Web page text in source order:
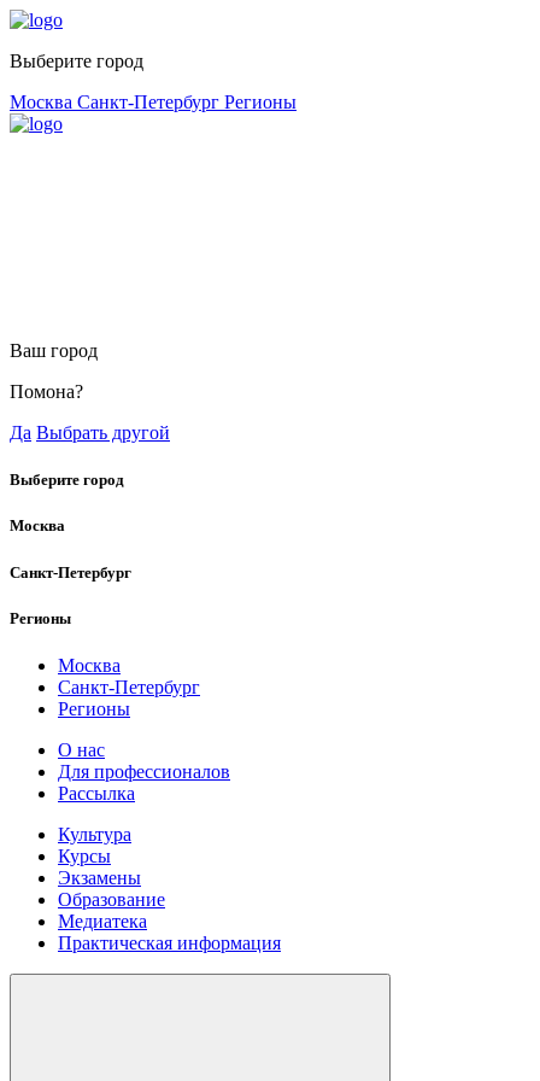
Выберите город
Москва Санкт-Петербург Регионы
Ваш город
Помона?
Да Выбрать другой
Выберите город
Москва
Санкт-Петербург
Регионы
Москва
Санкт-Петербург
Регионы
О нас
Для профессионалов
Рассылка
Культура
Курсы
Экзамены
Образование
Медиатека
Практическая информация